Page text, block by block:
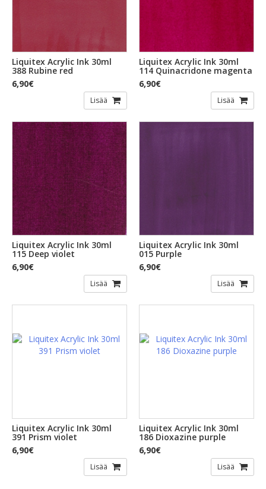
Liquitex Acrylic Ink 30ml
388 Rubine red
6,90€
Lisää
Liquitex Acrylic Ink 30ml
114 Quinacridone magenta
6,90€
Lisää
Liquitex Acrylic Ink 30ml
115 Deep violet
6,90€
Lisää
Liquitex Acrylic Ink 30ml
015 Purple
6,90€
Lisää
Liquitex Acrylic Ink 30ml
391 Prism violet
6,90€
Lisää
Liquitex Acrylic Ink 30ml
186 Dioxazine purple
6,90€
Lisää